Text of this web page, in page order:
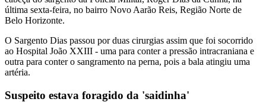
última sexta-feira, no bairro Novo Aarão Reis, Região Norte de
Belo Horizonte.
O Sargento Dias passou por duas cirurgias assim que foi socorrido
ao Hospital João XXIII - uma para conter a pressão intracraniana e
outra para conter o sangramento na perna, pois a bala atingiu uma
artéria.
Suspeito estava foragido da 'saidinha'